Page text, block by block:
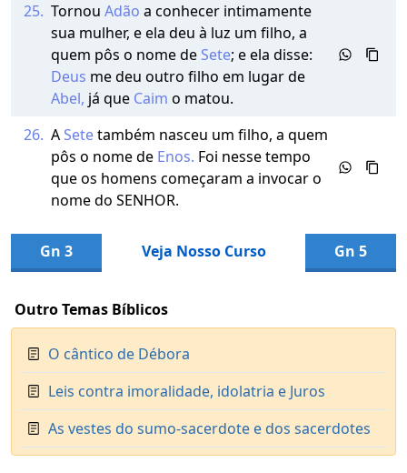
25. Tornou Adão a conhecer intimamente
sua mulher, e ela deu à luz um filho, a
quem pôs o nome de Sete; e ela disse:
Deus me deu outro filho em lugar de
Abel, já que Caim o matou.
26. ASetetambém nasceu um filho, a quem
pôs o nome de Enos. Foi nesse tempo
que os homens começaram a invocar o
nome do SENHOR.
Gn 3 Veja Nosso Curso Gn 5
Outro Temas Bíblicos
O cântico de Débora
Leis contra imoralidade, idolatria e Juros
As vestes do sumo-sacerdote e dos sacerdotes